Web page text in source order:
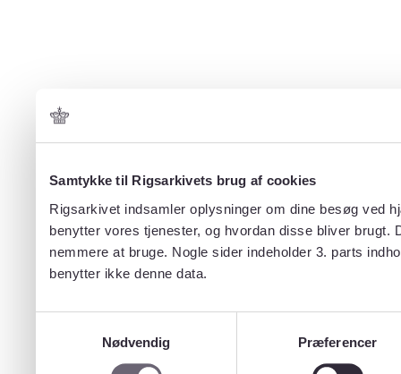
Samtykke til Rigsarkivets brug af cookies
Rigsarkivet indsamler oplysninger om dine besøg ved
benytter vores tjenester, og hvordan disse bliver
nemmere at bruge. Nogle sider indeholder 3. parts
benytter ikke denne data.
Nødvendig
Præferencer